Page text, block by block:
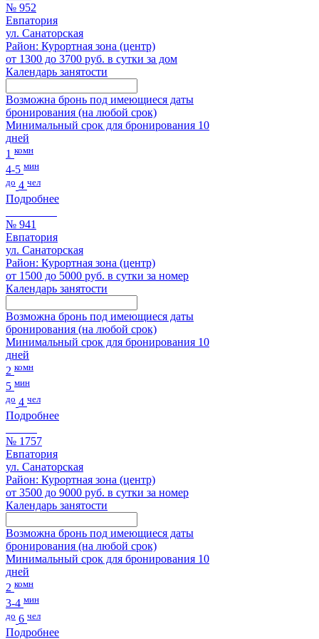
№ 952
Евпатория
ул. Санаторская
Район: Курортная зона (центр)
от 1300 до 3700 руб. в сутки за дом
Календарь занятости
Возможна бронь под имеющиеся даты
бронирования (на любой срок)
Минимальный срок для бронирования 10
дней
1 комн
4-5 мин
до 4 чел
Подробнее
№ 941
Евпатория
ул. Санаторская
Район: Курортная зона (центр)
от 1500 до 5000 руб. в сутки за номер
Календарь занятости
Возможна бронь под имеющиеся даты
бронирования (на любой срок)
Минимальный срок для бронирования 10
дней
2 комн
5 мин
до 4 чел
Подробнее
№ 1757
Евпатория
ул. Санаторская
Район: Курортная зона (центр)
от 3500 до 9000 руб. в сутки за номер
Календарь занятости
Возможна бронь под имеющиеся даты
бронирования (на любой срок)
Минимальный срок для бронирования 10
дней
2 комн
3-4 мин
до 6 чел
Подробнее